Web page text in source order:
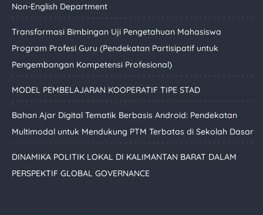
Non-English Department
Transformasi Bimbingan Uji Pengetahuan Mahasiswa
Program Profesi Guru (Pendekatan Partisipatif untuk
Pengembangan Kompetensi Profesional)
MODEL PEMBELAJARAN KOOPERATIF TIPE STAD
Bahan Ajar Digital Tematik Berbasis Android: Pendekatan
Multimodal untuk Mendukung PTM Terbatas di Sekolah Dasar
DINAMIKA POLITIK LOKAL DI KALIMANTAN BARAT DALAM
PERSPEKTIF GLOBAL GOVERNANCE